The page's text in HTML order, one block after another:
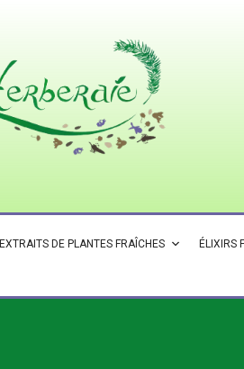
EXTRAITS DE PLANTES FRAÎCHES ÉLIXIRS